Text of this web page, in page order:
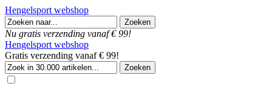
Hengelsport webshop
Nu gratis verzending vanaf € 99!
Hengelsport webshop
Gratis verzending vanaf € 99!